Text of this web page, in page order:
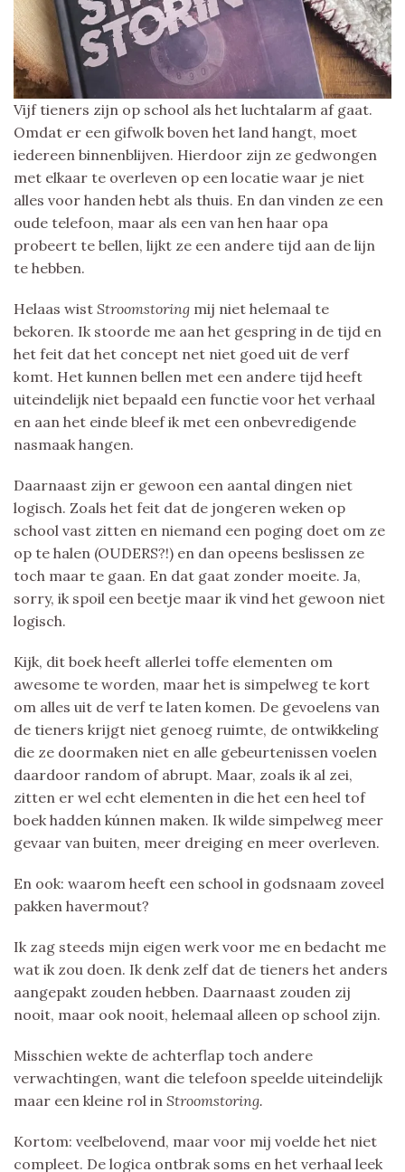
Vijf tieners zijn op school als het luchtalarm af gaat.
Omdat er een gifwolk boven het land hangt, moet
iedereen binnenblijven. Hierdoor zijn ze gedwongen
met elkaar te overleven op een locatie waar je niet
alles voor handen hebt als thuis. En dan vinden ze een
oude telefoon, maar als een van hen haar opa
probeert te bellen, lijkt ze een andere tijd aan de lijn
te hebben.
Helaas wist Stroomstoring mij niet helemaal te
bekoren. Ik stoorde me aan het gespring in de tijd en
het feit dat het concept net niet goed uit de verf
komt. Het kunnen bellen met een andere tijd heeft
uiteindelijk niet bepaald een functie voor het verhaal
en aan het einde bleef ik met een onbevredigende
nasmaak hangen.
Daarnaast zijn er gewoon een aantal dingen niet
logisch. Zoals het feit dat de jongeren weken op
school vast zitten en niemand een poging doet om ze
op te halen (OUDERS?!) en dan opeens beslissen ze
toch maar te gaan. En dat gaat zonder moeite. Ja,
sorry, ik spoil een beetje maar ik vind het gewoon niet
logisch.
Kijk, dit boek heeft allerlei toffe elementen om
awesome te worden, maar het is simpelweg te kort
om alles uit de verf te laten komen. De gevoelens van
de tieners krijgt niet genoeg ruimte, de ontwikkeling
die ze doormaken niet en alle gebeurtenissen voelen
daardoor random of abrupt. Maar, zoals ik al zei,
zitten er wel echt elementen in die het een heel tof
boek hadden kúnnen maken. Ik wilde simpelweg meer
gevaar van buiten, meer dreiging en meer overleven.
En ook: waarom heeft een school in godsnaam zoveel
pakken havermout?
Ik zag steeds mijn eigen werk voor me en bedacht me
wat ik zou doen. Ik denk zelf dat de tieners het anders
aangepakt zouden hebben. Daarnaast zouden zij
nooit, maar ook nooit, helemaal alleen op school zijn.
Misschien wekte de achterflap toch andere
verwachtingen, want die telefoon speelde uiteindelijk
maar een kleine rol in Stroomstoring.
Kortom: veelbelovend, maar voor mij voelde het niet
compleet. De logica ontbrak soms en het verhaal leek